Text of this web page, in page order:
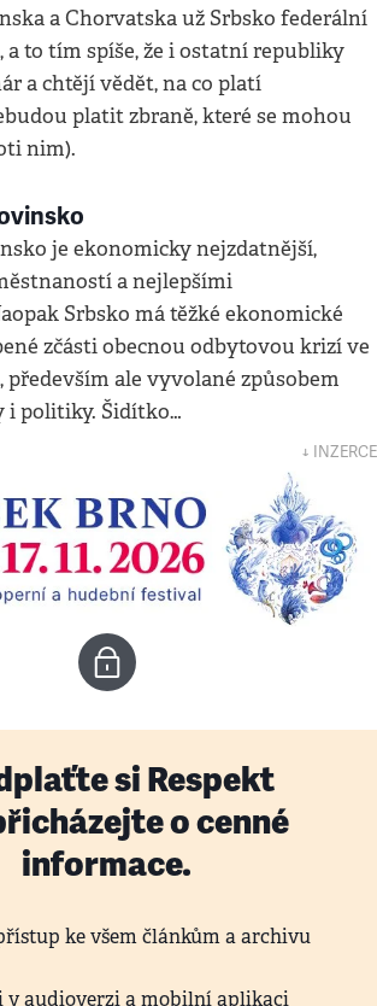
a Chorvatska už Srbsko federální
a to tím spíše, že i ostatní republiky
a chtějí vědět, na co platí
platit zbraně, které se mohou
nim).
je ekonomicky nejzdatnější,
a nejlepšími
Srbsko má těžké ekonomické
zčásti obecnou odbytovou krizí ve
především ale vyvolané způsobem
i politiky. Šidítko…
↓ INZERCE
si Respekt
o cenné
informace.
ke všem článkům a archivu
v audioverzi a mobilní aplikaci